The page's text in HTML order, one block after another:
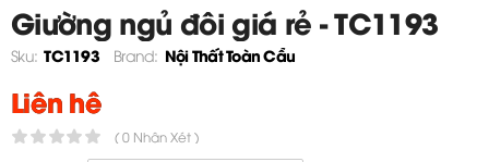
Giường ngủ đôi giá rẻ - TC1193
Sku: TC1193 Brand: Nội Thất Toàn Cầu
Liên hệ
( 0 Nhận Xét )